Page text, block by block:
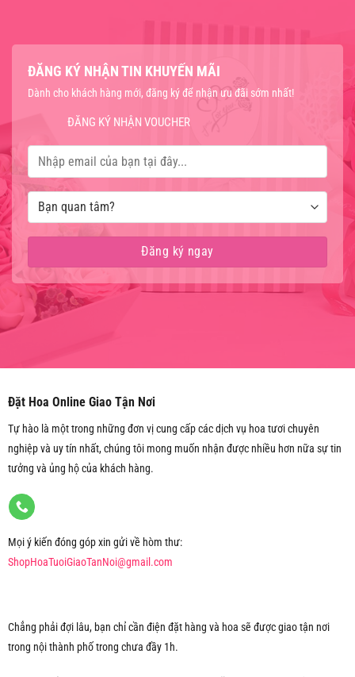
ĐĂNG KÝ NHẬN TIN KHUYẾN MÃI
Dành cho khách hàng mới, đăng ký để nhận ưu đãi sớm nhất!
ĐĂNG KÝ NHẬN VOUCHER
Đặt Hoa Online Giao Tận Nơi
Tự hào là một trong những đơn vị cung cấp các dịch vụ hoa tươi chuyên
nghiệp và uy tín nhất, chúng tôi mong muốn nhận được nhiều hơn nữa sự tin
tưởng và ủng hộ của khách hàng.
Mọi ý kiến đóng góp xin gửi về hòm thư:
ShopHoaTuoiGiaoTanNoi@gmail.com
Chẳng phải đợi lâu, bạn chỉ cần điện đặt hàng và hoa sẽ được giao tận nơi
trong nội thành phố trong chưa đầy 1h.